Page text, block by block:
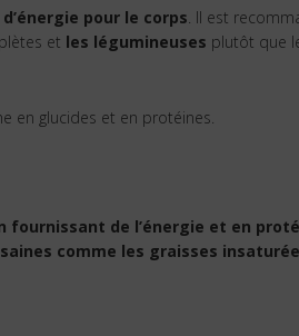
pour le corps. Il est
et les légumineuses plutôt que
en glucides et en protéines.
fournissant de l’énergie et en
comme les graisses